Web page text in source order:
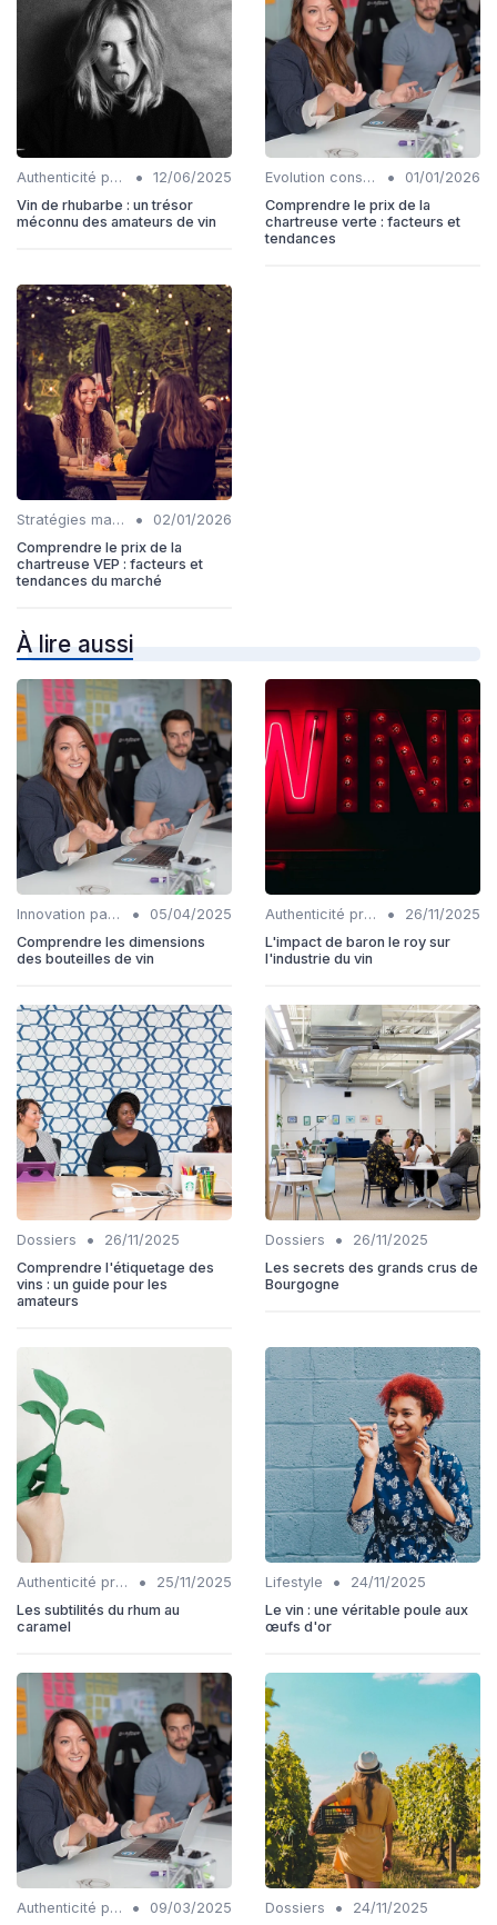
Authenticité produits •
12/06/2025
Vin de rhubarbe : un trésor
méconnu des amateurs de vin
Evolution consommation •
01/01/2026
Comprendre le prix de la
chartreuse verte : facteurs et
tendances
Stratégies marketing •
02/01/2026
Comprendre le prix de la
chartreuse VEP : facteurs et
tendances du marché
À lire aussi
Innovation packaging •
05/04/2025
Comprendre les dimensions
des bouteilles de vin
Authenticité produits •
26/11/2025
L'impact de baron le roy sur
l'industrie du vin
Dossiers •
26/11/2025
Comprendre l'étiquetage des
vins : un guide pour les
amateurs
Dossiers •
26/11/2025
Les secrets des grands crus de
Bourgogne
Authenticité produits •
25/11/2025
Les subtilités du rhum au
caramel
Lifestyle •
24/11/2025
Le vin : une véritable poule aux
œufs d'or
Authenticité produits •
09/03/2025
Dossiers •
24/11/2025